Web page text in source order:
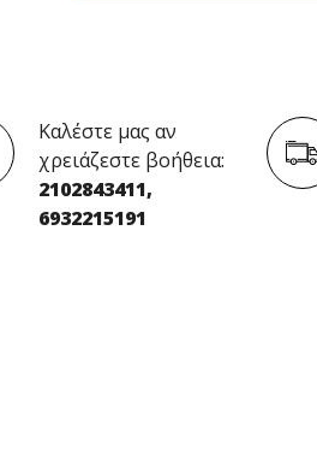
Καλέστε μας αν
χρειάζεστε βοήθεια:
2102843411,
6932215191